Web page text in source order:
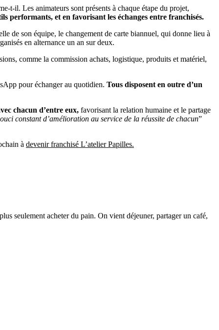
t-il. Les animateurs sont présents à chaque étape du projet,
performants, et en favorisant les échanges entre franchisés.
de son équipe, le changement de carte biannuel, qui donne lieu à
en alternance un an sur deux.
comme la commission achats, logistique, produits et matériel,
pour échanger au quotidien. Tous disposent en outre d’un
chacun d’entre eux, favorisant la relation humaine et le partage
constant d’amélioration au service de la réussite de chacun”
à devenir franchisé L’atelier Papilles.
seulement acheter du pain. On vient déjeuner, partager un café,